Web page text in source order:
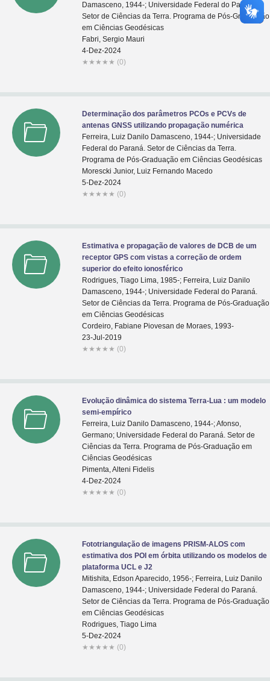
Damasceno, 1944-; Universidade Federal do Paraná.
Setor de Ciências da Terra. Programa de Pós-Graduação
em Ciências Geodésicas
Fabri, Sergio Mauri
4-Dez-2024
★ ★ ★ ★ ★ (0)
Determinação dos parâmetros PCOs e PCVs de
antenas GNSS utilizando propagação numérica
Ferreira, Luiz Danilo Damasceno, 1944-; Universidade
Federal do Paraná. Setor de Ciências da Terra.
Programa de Pós-Graduação em Ciências Geodésicas
Morescki Junior, Luiz Fernando Macedo
5-Dez-2024
★ ★ ★ ★ ★ (0)
Estimativa e propagação de valores de DCB de um
receptor GPS com vistas a correção de ordem
superior do efeito ionosférico
Rodrigues, Tiago Lima, 1985-; Ferreira, Luiz Danilo
Damasceno, 1944-; Universidade Federal do Paraná.
Setor de Ciências da Terra. Programa de Pós-Graduação
em Ciências Geodésicas
Cordeiro, Fabiane Piovesan de Moraes, 1993-
23-Jul-2019
★ ★ ★ ★ ★ (0)
Evolução dinâmica do sistema Terra-Lua : um modelo
semi-empírico
Ferreira, Luiz Danilo Damasceno, 1944-; Afonso,
Germano; Universidade Federal do Paraná. Setor de
Ciências da Terra. Programa de Pós-Graduação em
Ciências Geodésicas
Pimenta, Alteni Fidelis
4-Dez-2024
★ ★ ★ ★ ★ (0)
Fototriangulação de imagens PRISM-ALOS com
estimativa dos POI em órbita utilizando os modelos de
plataforma UCL e J2
Mitishita, Edson Aparecido, 1956-; Ferreira, Luiz Danilo
Damasceno, 1944-; Universidade Federal do Paraná.
Setor de Ciências da Terra. Programa de Pós-Graduação
em Ciências Geodésicas
Rodrigues, Tiago Lima
5-Dez-2024
★ ★ ★ ★ ★ (0)